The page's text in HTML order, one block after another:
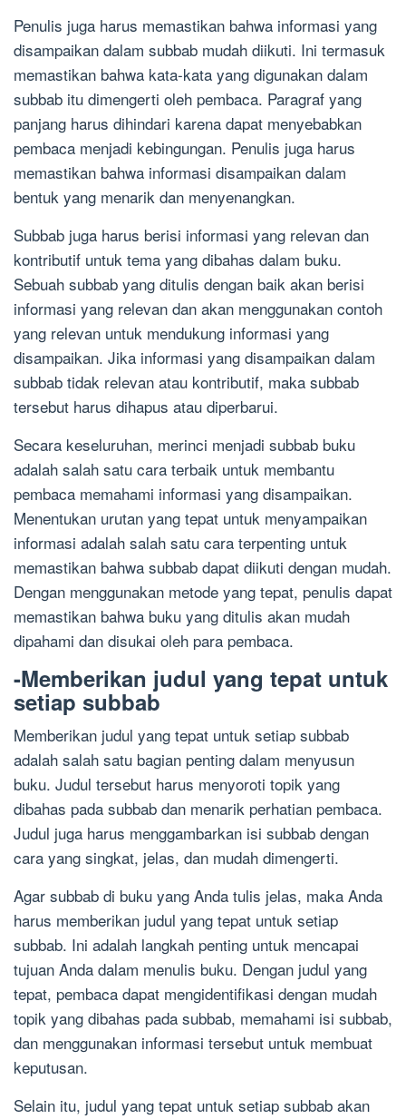
Penulis juga harus memastikan bahwa informasi yang
disampaikan dalam subbab mudah diikuti. Ini termasuk
memastikan bahwa kata-kata yang digunakan dalam
subbab itu dimengerti oleh pembaca. Paragraf yang
panjang harus dihindari karena dapat menyebabkan
pembaca menjadi kebingungan. Penulis juga harus
memastikan bahwa informasi disampaikan dalam
bentuk yang menarik dan menyenangkan.
Subbab juga harus berisi informasi yang relevan dan
kontributif untuk tema yang dibahas dalam buku.
Sebuah subbab yang ditulis dengan baik akan berisi
informasi yang relevan dan akan menggunakan contoh
yang relevan untuk mendukung informasi yang
disampaikan. Jika informasi yang disampaikan dalam
subbab tidak relevan atau kontributif, maka subbab
tersebut harus dihapus atau diperbarui.
Secara keseluruhan, merinci menjadi subbab buku
adalah salah satu cara terbaik untuk membantu
pembaca memahami informasi yang disampaikan.
Menentukan urutan yang tepat untuk menyampaikan
informasi adalah salah satu cara terpenting untuk
memastikan bahwa subbab dapat diikuti dengan mudah.
Dengan menggunakan metode yang tepat, penulis dapat
memastikan bahwa buku yang ditulis akan mudah
dipahami dan disukai oleh para pembaca.
-Memberikan judul yang tepat untuk
setiap subbab
Memberikan judul yang tepat untuk setiap subbab
adalah salah satu bagian penting dalam menyusun
buku. Judul tersebut harus menyoroti topik yang
dibahas pada subbab dan menarik perhatian pembaca.
Judul juga harus menggambarkan isi subbab dengan
cara yang singkat, jelas, dan mudah dimengerti.
Agar subbab di buku yang Anda tulis jelas, maka Anda
harus memberikan judul yang tepat untuk setiap
subbab. Ini adalah langkah penting untuk mencapai
tujuan Anda dalam menulis buku. Dengan judul yang
tepat, pembaca dapat mengidentifikasi dengan mudah
topik yang dibahas pada subbab, memahami isi subbab,
dan menggunakan informasi tersebut untuk membuat
keputusan.
Selain itu, judul yang tepat untuk setiap subbab akan